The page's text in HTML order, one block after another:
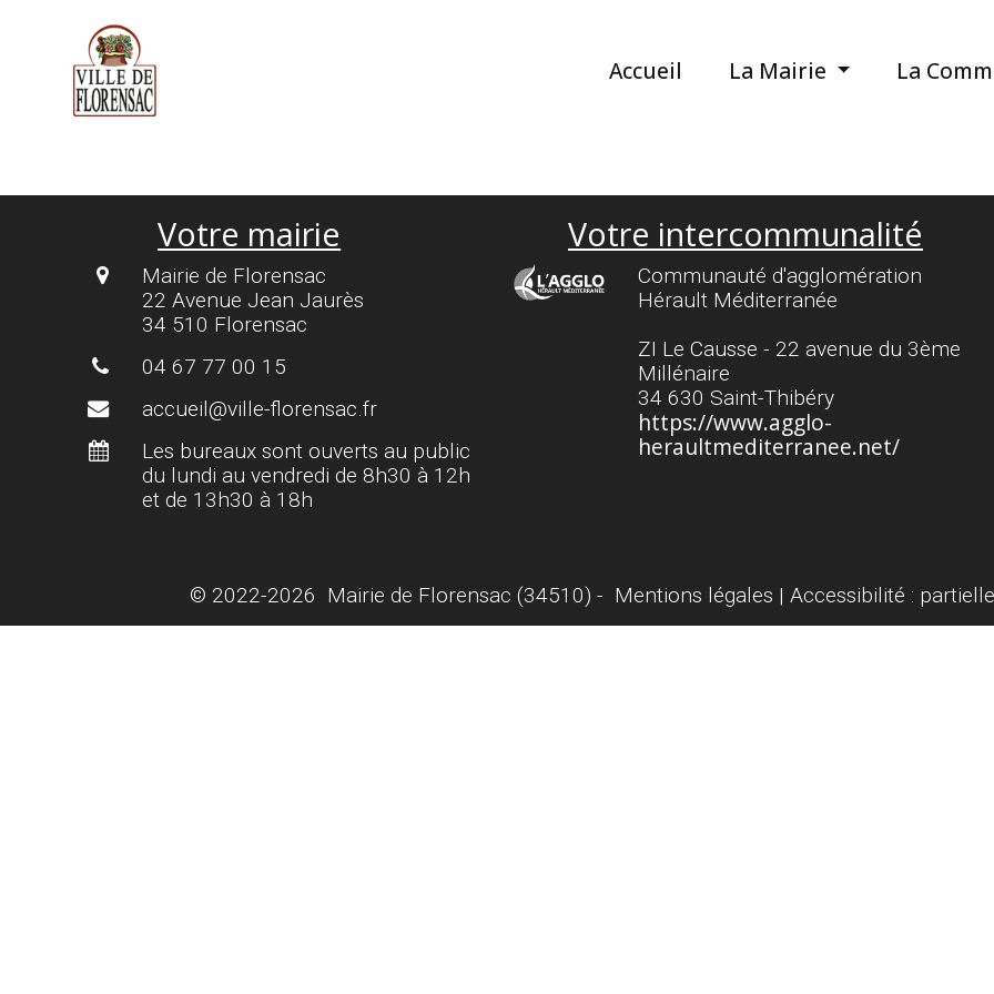
Accueil La Mairie La
Votre mairie
Mairie de Florensac
22 Avenue Jean Jaurès
34 510 Florensac
04 67 77 00 15
accueil@ville-florensac.fr
Les bureaux sont ouverts au public
du lundi au vendredi de 8h30 à 12h
et de 13h30 à 18h
Votre intercommunalité
Communauté d'agglomération
Hérault Méditerranée
ZI Le Causse - 22 avenue du 3ème
Millénaire
34 630 Saint-Thibéry
https://www.agglo-
heraultmediterranee.net/
© 2022-2026 Mairie de Florensac (34510) - Mentions légales Accessibilité :